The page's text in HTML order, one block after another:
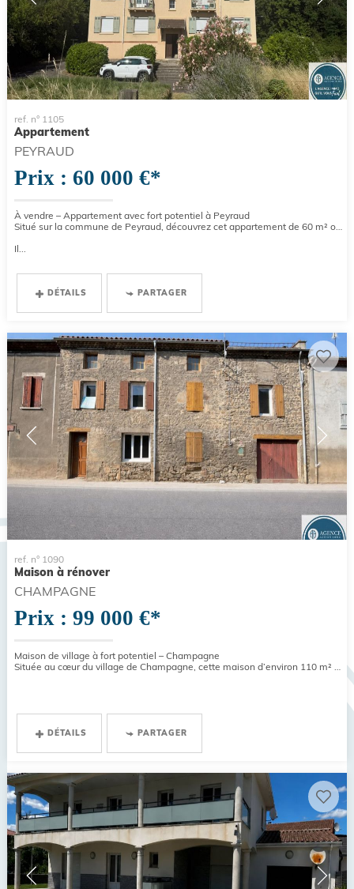
ref. n° 1105
Appartement
PEYRAUD
Prix : 60 000 €*
À vendre – Appartement avec fort potentiel à Peyraud
Situé sur la commune de Peyraud, découvrez cet appartement de 60 m² offrant de belles possibilités d’aménagement.
Il...
DÉTAILS PARTAGER
ref. n° 1090
Maison à rénover
CHAMPAGNE
Prix : 99 000 €*
Maison de village à fort potentiel – Champagne
Située au cœur du village de Champagne, cette maison d’environ 110 m² offre de belles possibilités d’aménagement pour un...
DÉTAILS PARTAGER